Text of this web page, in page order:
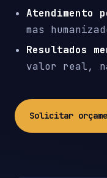
Atendimento
mas
Resultados
valor real,
Solicitar